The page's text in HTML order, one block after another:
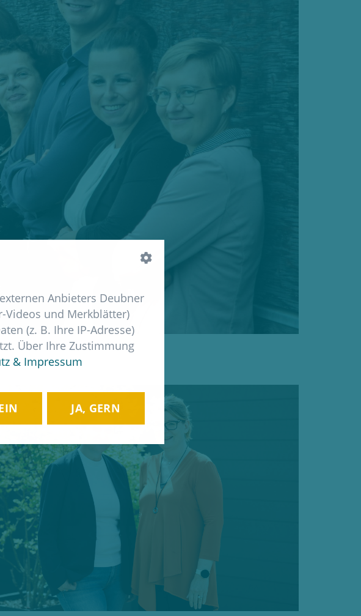
Anbieters Deubner
Videos und Merkblätter)
(z. B. Ihre IP-Adresse)
Über Ihre Zustimmung
& Impressum
JA, GERN